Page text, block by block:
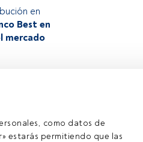
como datos de
estarás permitiendo que las
en
Best en
mercado
Si ya